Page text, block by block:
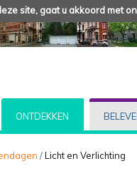
site, gaat u akkoord met
ONTDEKKEN
/Licht en Verlichting